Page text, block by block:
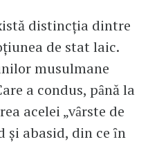
distincţia dintre
de stat laic.
musulmane
a condus, pȃnă la
acelei „vȃrste de
şi abasid, din ce ȋn